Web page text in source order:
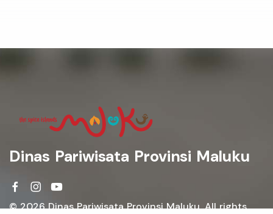
Dinas Pariwisata Provinsi Maluku
© 2026 Dinas Pariwisata Provinsi Maluku. All rights